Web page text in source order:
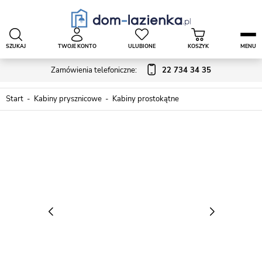
Zamówienia telefoniczne: 22 734 34 35
SZUKAJ TWOJE KONTO ULUBIONE KOSZYK MENU
Start Kabiny prysznicowe Kabiny prostokątne